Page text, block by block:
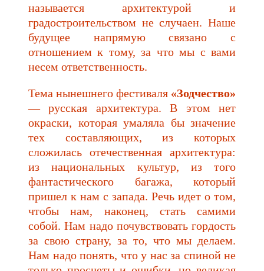
называется архитектурой и
градостроительством не случаен. Наше
будущее напрямую связано с
отношением к тому, за что мы с вами
несем ответственность.
Тема нынешнего фестиваля «Зодчество»
— русская архитектура. В этом нет
окраски, которая умаляла бы значение
тех составляющих, из которых
сложилась отечественная архитектура:
из национальных культур, из того
фантастического багажа, который
пришел к нам с запада. Речь идет о том,
чтобы нам, наконец, стать самими
собой. Нам надо почувствовать гордость
за свою страну, за то, что мы делаем.
Нам надо понять, что у нас за спиной не